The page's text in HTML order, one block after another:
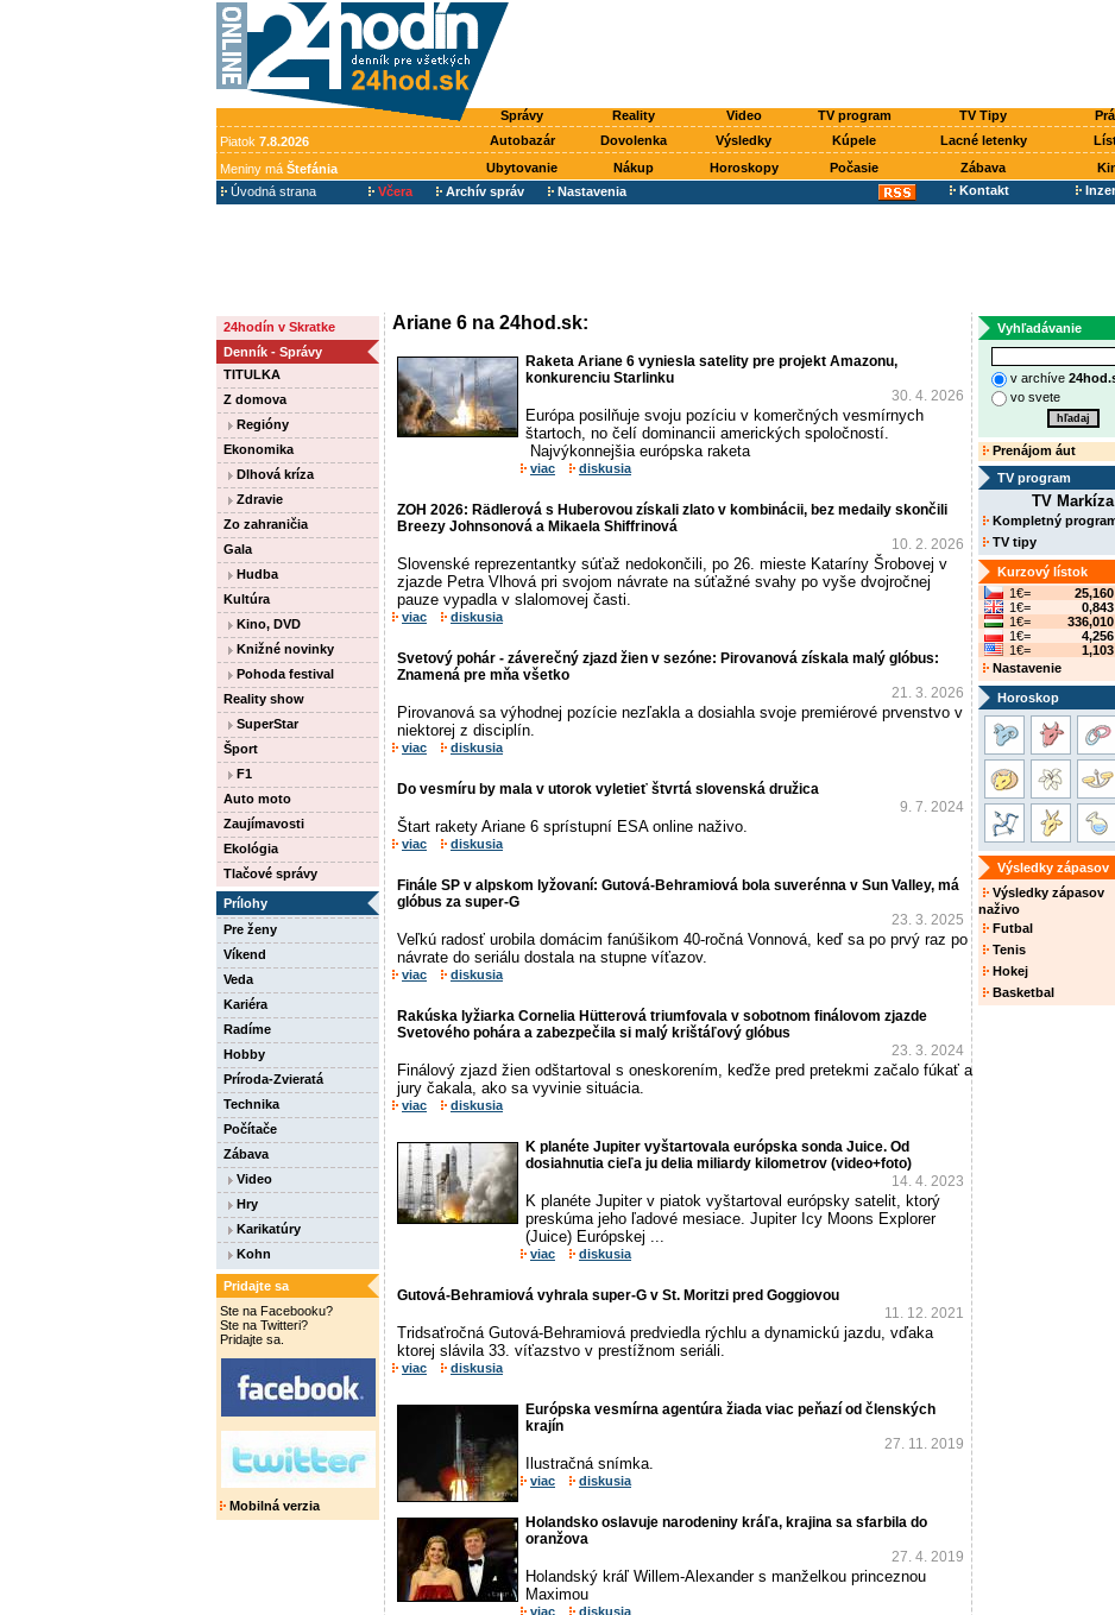
Správy Reality Video TV program TV Tipy
Piatok 7.8.2026 Autobazár Dovolenka Výsledky Kúpele Lacné letenky
Meniny má Štefánia Ubytovanie Nákup Horoskopy Počasie Zábava
Úvodná strana
Včera Archív správ Nastavenia Kontakt
24hodín v Skratke
Denník - Správy
TITULKA
Z domova
Regióny
Ekonomika
Dlhová kríza
Zdravie
Zo zahraničia
Gala
Hudba
Kultúra
Kino, DVD
Knižné novinky
Pohoda festival
Reality show
SuperStar
Šport
F1
Auto moto
Zaujímavosti
Ekológia
Tlačové správy
Prílohy
Pre ženy
Víkend
Veda
Kariéra
Radíme
Hobby
Príroda-Zvieratá
Technika
Počítače
Zábava
Video
Hry
Karikatúry
Kohn
Pridajte sa
Ste na Facebooku?
Ste na Twitteri?
Pridajte sa.
Mobilná verzia
Ariane 6 na 24hod.sk:
Raketa Ariane 6 vyniesla satelity pre projekt Amazonu,
konkurenciu Starlinku
30. 4. 2026
Európa posilňuje svoju pozíciu v komerčných vesmírnych
štartoch, no čelí dominancii amerických spoločností.
Najvýkonnejšia európska raketa
viac diskusia
ZOH 2026: Rädlerová s Huberovou získali zlato v kombinácii, bez medaily skončili
Breezy Johnsonová a Mikaela Shiffrinová
10. 2. 2026
Slovenské reprezentantky súťaž nedokončili, po 26. mieste Kataríny Šrobovej v
zjazde Petra Vlhová pri svojom návrate na súťažné svahy po vyše dvojročnej
pauze vypadla v slalomovej časti.
viac diskusia
Svetový pohár - záverečný zjazd žien v sezóne: Pirovanová získala malý glóbus:
Znamená pre mňa všetko
21. 3. 2026
Pirovanová sa výhodnej pozície nezľakla a dosiahla svoje premiérové prvenstvo v
niektorej z disciplín.
viac diskusia
Do vesmíru by mala v utorok vyletieť štvrtá slovenská družica
9. 7. 2024
Štart rakety Ariane 6 sprístupní ESA online naživo.
viac diskusia
Finále SP v alpskom lyžovaní: Gutová-Behramiová bola suverénna v Sun Valley, má
glóbus za super-G
23. 3. 2025
Veľkú radosť urobila domácim fanúšikom 40-ročná Vonnová, keď sa po prvý raz po
návrate do seriálu dostala na stupne víťazov.
viac diskusia
Rakúska lyžiarka Cornelia Hütterová triumfovala v sobotnom finálovom zjazde
Svetového pohára a zabezpečila si malý krištáľový glóbus
23. 3. 2024
Finálový zjazd žien odštartoval s oneskorením, keďže pred pretekmi začalo fúkať a
jury čakala, ako sa vyvinie situácia.
viac diskusia
K planéte Jupiter vyštartovala európska sonda Juice. Od
dosiahnutia cieľa ju delia miliardy kilometrov (video+foto)
14. 4. 2023
K planéte Jupiter v piatok vyštartoval európsky satelit, ktorý
preskúma jeho ľadové mesiace. Jupiter Icy Moons Explorer
(Juice) Európskej ...
viac diskusia
Gutová-Behramiová vyhrala super-G v St. Moritzi pred Goggiovou
11. 12. 2021
Tridsaťročná Gutová-Behramiová predviedla rýchlu a dynamickú jazdu, vďaka
ktorej slávila 33. víťazstvo v prestížnom seriáli.
viac diskusia
Európska vesmírna agentúra žiada viac peňazí od členských
krajín
27. 11. 2019
Ilustračná snímka.
viac diskusia
Holandsko oslavuje narodeniny kráľa, krajina sa sfarbila do
oranžova
27. 4. 2019
Holandský kráľ Willem-Alexander s manželkou princeznou
Maximou
viac diskusia
Vyhľadávanie
v archíve
vo svete
Prenájom áut
TV program
TV Markíza
Kompletný
TV tipy
Kurzový lístok
1€=
25,160
1€=
0,843
1€=
336,010
1€=
4,256
1€=
1,103
Nastavenie
Horoskop
Výsledky zápasov
Výsledky
naživo
Futbal
Tenis
Hokej
Basketbal